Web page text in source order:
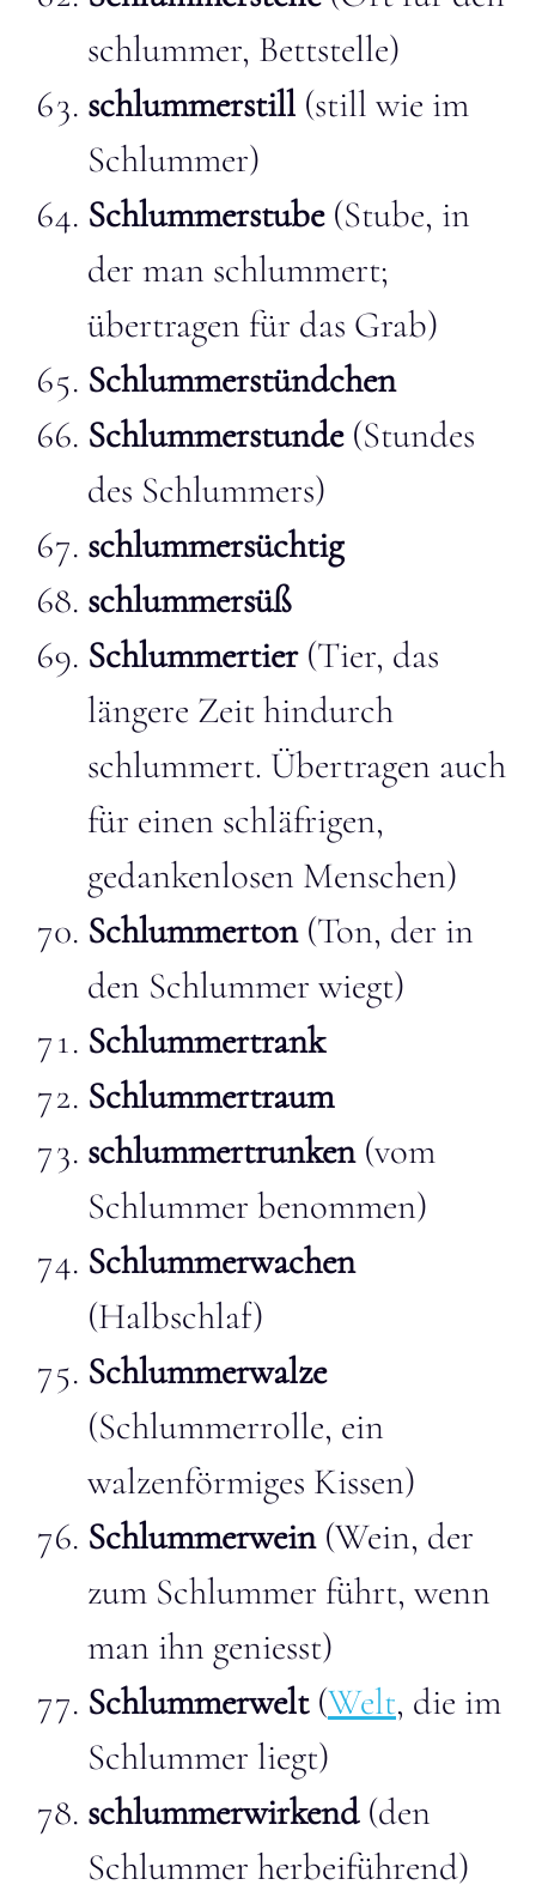
schlummer, Bettstelle)
schlummerstill (still wie im
Schlummer)
Schlummerstube(Stube, in
der man schlummert;
übertragen für das Grab)
Schlummerstündchen
Schlummerstunde(Stundes
des Schlummers)
schlummersüchtig
schlummersüß
Schlummertier(Tier, das
längere Zeit hindurch
schlummert. Übertragen auch
für einen schläfrigen,
gedankenlosen Menschen)
Schlummerton(Ton, der in
den Schlummer wiegt)
Schlummertrank
Schlummertraum
schlummertrunken(vom
Schlummer benommen)
Schlummerwachen
(Halbschlaf)
Schlummerwalze
(Schlummerrolle, ein
walzenförmiges Kissen)
Schlummerwein(Wein, der
zum Schlummer führt, wenn
man ihn geniesst)
Schlummerwelt(Welt, die im
Schlummer liegt)
schlummerwirkend(den
Schlummer herbeiführend)